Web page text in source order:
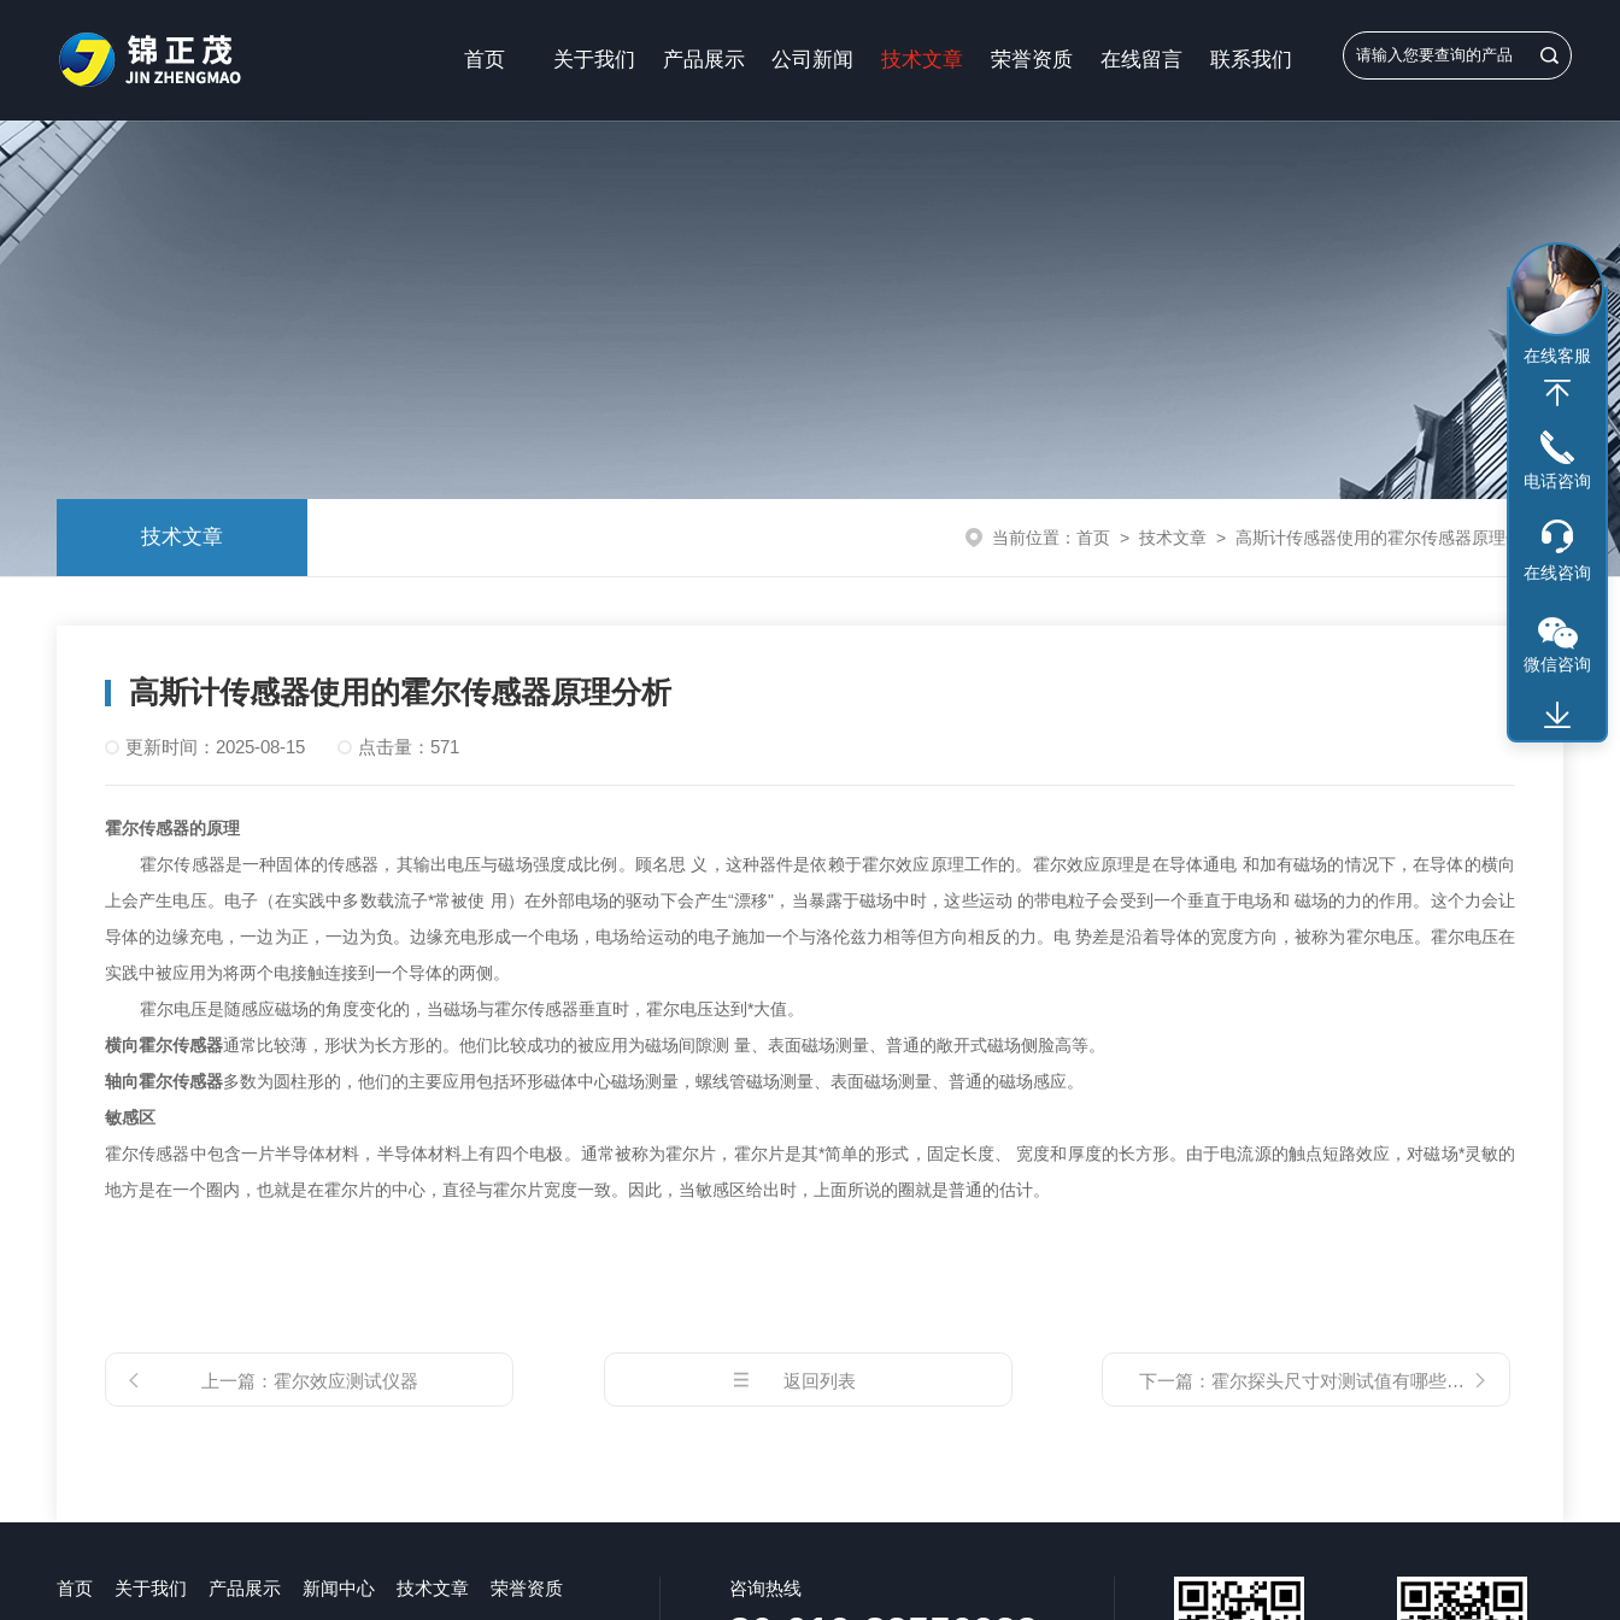
首页 关于我们 产品展示 公司新闻 技术文章 荣誉资质 在线留言 联系我们
技术文章 当前位置： 首页> 技术文章> 高斯计传感器使用的霍尔传感器原理分析
高斯计传感器使用的霍尔传感器原理分析
更新时间：2025-08-15 点击量：571
霍尔传感器的原理
霍尔传感器是一种固体的传感器，其输出电压与磁场强度成比例。顾名思 义，这种器件是依赖于霍尔效应原理工作的。霍尔效应原理是在导体通电 和加有磁场的情况下，在导体的横向
上会产生电压。电子（在实践中多数载流子*常被使 用）在外部电场的驱动下会产生“漂移"，当暴露于磁场中时，这些运动 的带电粒子会受到一个垂直于电场和 磁场的力的作用。这个力会让
导体的边缘充电，一边为正，一边为负。边缘充电形成一个电场，电场给运动的电子施加一个与洛伦兹力相等但方向相反的力。电 势差是沿着导体的宽度方向，被称为霍尔电压。霍尔电压在
实践中被应用为将两个电接触连接到一个导体的两侧。
霍尔电压是随感应磁场的角度变化的，当磁场与霍尔传感器垂直时，霍尔电压达到*大值。
横向霍尔传感器通常比较薄，形状为长方形的。他们比较成功的被应用为磁场间隙测 量、表面磁场测量、普通的敞开式磁场侧脸高等。
轴向霍尔传感器多数为圆柱形的，他们的主要应用包括环形磁体中心磁场测量，螺线管磁场测量、表面磁场测量、普通的磁场感应。
敏感区
霍尔传感器中包含一片半导体材料，半导体材料上有四个电极。通常被称为霍尔片，霍尔片是其*简单的形式，固定长度、 宽度和厚度的长方形。由于电流源的触点短路效应，对磁场*灵敏的
地方是在一个圈内，也就是在霍尔片的中心，直径与霍尔片宽度一致。因此，当敏感区给出时，上面所说的圈就是普通的估计。
上一篇： 霍尔效应测试仪器 返回列表 下一篇： 霍尔探头尺寸对测试值有哪些影响
首页 关于我们 产品展示 新闻中心 技术文章 荣誉资质 咨询热线
在线客服
电话咨询
在线咨询
微信咨询